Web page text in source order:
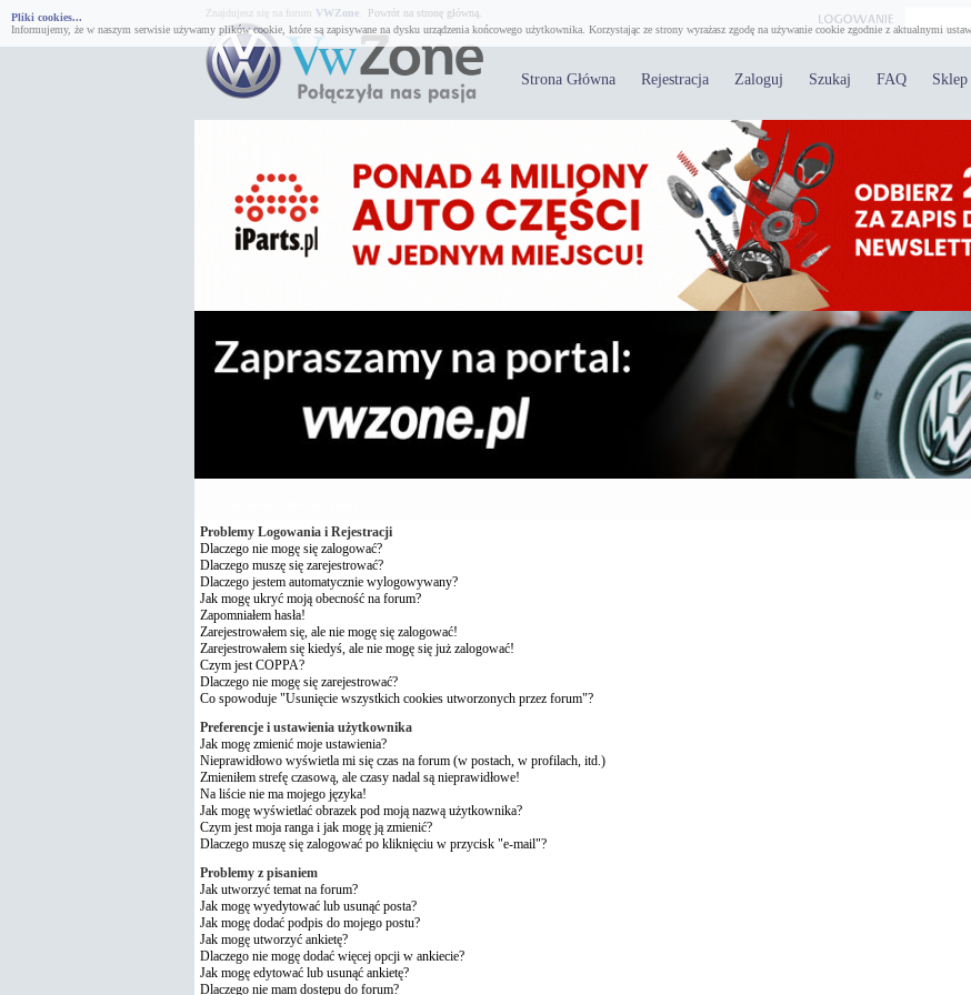
Pliki cookies...
Informujemy, że w naszym serwisie używamy plików cookie, które są zapisywane na dysku urządzenia końcowego użytkownika. Korzystając ze strony wyrażasz zgodę na używanie cookie zgodnie z aktualnymi
Znajdujesz się na forum VWZone. Powrót na stronę główną.
Strona Główna Rejestracja Zaloguj Szukaj FAQ Sklep
Problemy Logowania i Rejestracji
Dlaczego nie mogę się zalogować?
Dlaczego muszę się zarejestrować?
Dlaczego jestem automatycznie wylogowywany?
Jak mogę ukryć moją obecność na forum?
Zapomniałem hasła!
Zarejestrowałem się, ale nie mogę się zalogować!
Zarejestrowałem się kiedyś, ale nie mogę się już zalogować!
Czym jest COPPA?
Dlaczego nie mogę się zarejestrować?
Co spowoduje "Usunięcie wszystkich cookies utworzonych przez forum"?
Preferencje i ustawienia użytkownika
Jak mogę zmienić moje ustawienia?
Nieprawidłowo wyświetla mi się czas na forum (w postach, w profilach, itd.)
Zmieniłem strefę czasową, ale czasy nadal są nieprawidłowe!
Na liście nie ma mojego języka!
Jak mogę wyświetlać obrazek pod moją nazwą użytkownika?
Czym jest moja ranga i jak mogę ją zmienić?
Dlaczego muszę się zalogować po kliknięciu w przycisk "e-mail"?
Problemy z pisaniem
Jak utworzyć temat na forum?
Jak mogę wyedytować lub usunąć posta?
Jak mogę dodać podpis do mojego postu?
Jak mogę utworzyć ankietę?
Dlaczego nie mogę dodać więcej opcji w ankiecie?
Jak mogę edytować lub usunąć ankietę?
Dlaczego nie mam dostępu do forum?